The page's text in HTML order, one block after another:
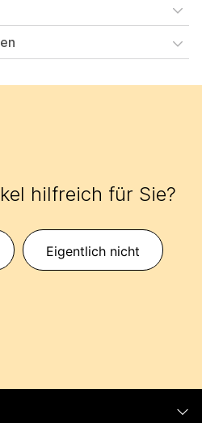
hilfreich für Sie?
Eigentlich nicht